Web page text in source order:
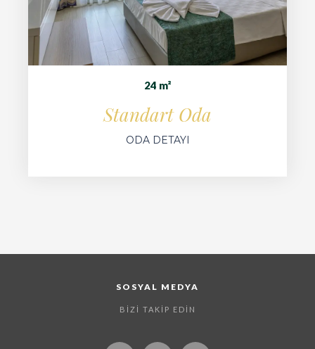
24 m²
Standart Oda
ODA DETAYI
SOSYAL MEDYA
BIZI TAKIP EDIN